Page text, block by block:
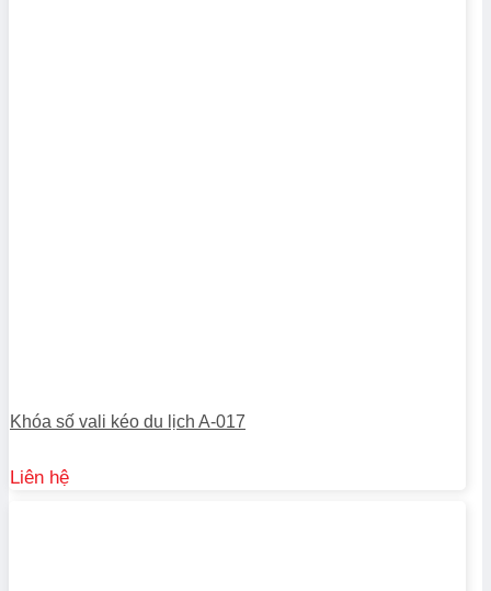
Khóa số vali kéo du lịch A-017
Liên hệ